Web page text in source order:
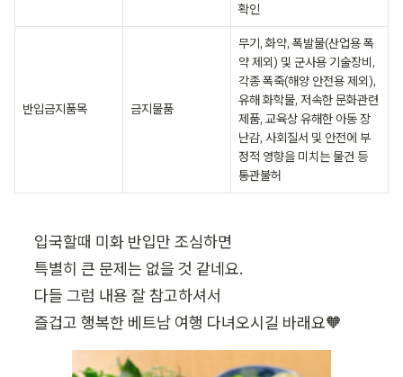
확인
반입금지품목 금지물품
무기, 화약, 폭발물(산업용 폭
약 제외) 및 군사용 기술장비,
각종 폭죽(해양 안전용 제외),
유해 화학물, 저속한 문화관련
제품, 교육상 유해한 아동 장
난감, 사회질서 및 안전에 부
정적 영향을 미치는 물건 등
통관불허
입국할때 미화 반입만 조심하면
특별히 큰 문제는 없을 것 같네요.
다들 그럼 내용 잘 참고하셔서
즐겁고 행복한 베트남 여행 다녀오시길 바래요🧡